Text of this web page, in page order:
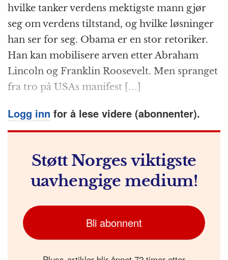
b
o
o
k
n
g
e
r
A
p
p
c
h
at
r
a
m
hvilke tanker verdens mektigste mann gjør
seg om verdens tiltstand, og hvilke løsninger
han ser for seg. Obama er en stor retoriker.
Han kan mobilisere arven etter Abraham
Lincoln og Franklin Roosevelt. Men spranget
fra tro på USAs manifest […]
Logg inn for å lese videre (abonnenter).
Støtt Norges viktigste
uavhengige medium!
Bli abonnent